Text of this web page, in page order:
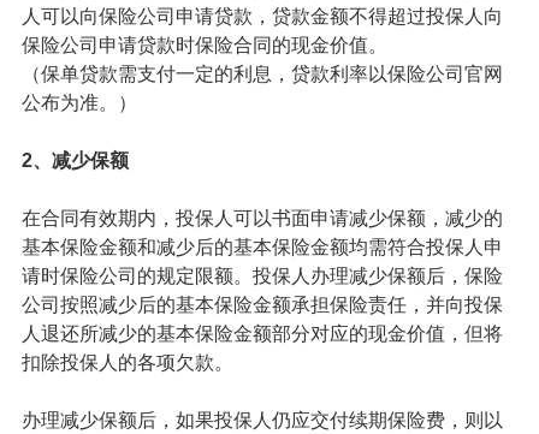
人可以向保险公司申请贷款，贷款金额不得超过投保人向
保险公司申请贷款时保险合同的现金价值。
（保单贷款需支付一定的利息，贷款利率以保险公司官网
公布为准。）
2、减少保额
在合同有效期内，投保人可以书面申请减少保额，减少的
基本保险金额和减少后的基本保险金额均需符合投保人申
请时保险公司的规定限额。投保人办理减少保额后，保险
公司按照减少后的基本保险金额承担保险责任，并向投保
人退还所减少的基本保险金额部分对应的现金价值，但将
扣除投保人的各项欠款。
办理减少保额后，如果投保人仍应交付续期保险费，则以